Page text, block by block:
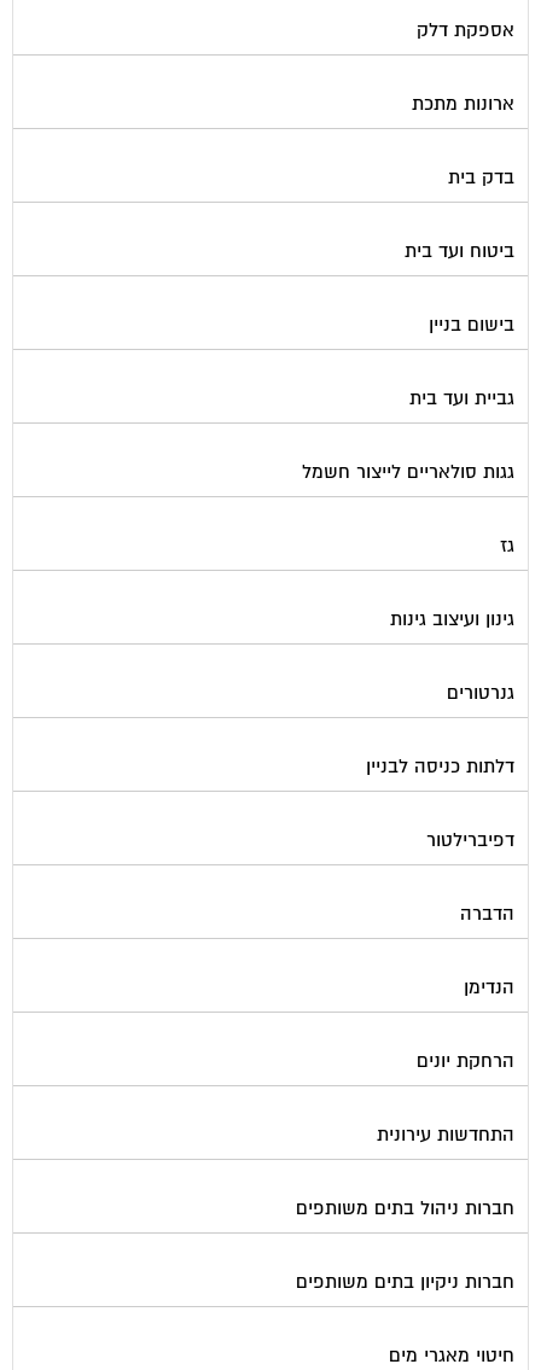
אספקת דלק
ארונות מתכת
בדק בית
ביטוח ועד בית
בישום בניין
גביית ועד בית
גגות סולאריים לייצור חשמל
גז
גינון ועיצוב גינות
גנרטורים
דלתות כניסה לבניין
דפיברילטור
הדברה
הנדימן
הרחקת יונים
התחדשות עירונית
חברות ניהול בתים משותפים
חברות ניקיון בתים משותפים
חיטוי מאגרי מים